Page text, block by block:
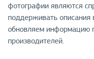
фотографии являются
поддерживать описания
обновляем информацию
производителей.